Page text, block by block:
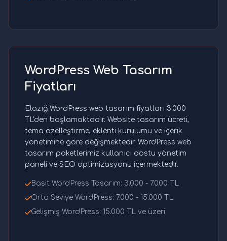
WordPress Web Tasarım
Fiyatları
Elazığ WordPress web tasarım fiyatları 3.000
TL'den başlamaktadır. Website tasarım ücreti,
tema özelleştirme, eklenti kurulumu ve içerik
yönetimine göre değişmektedir. WordPress web
tasarım paketlerimiz kullanıcı dostu yönetim
paneli ve SEO optimizasyonu içermektedir.
Basit WordPress Tasarım: 3.000 - 7.000 TL
Orta Seviye WordPress: 7.000 - 15.000 TL
Gelişmiş WordPress: 15.000 TL ve üzeri